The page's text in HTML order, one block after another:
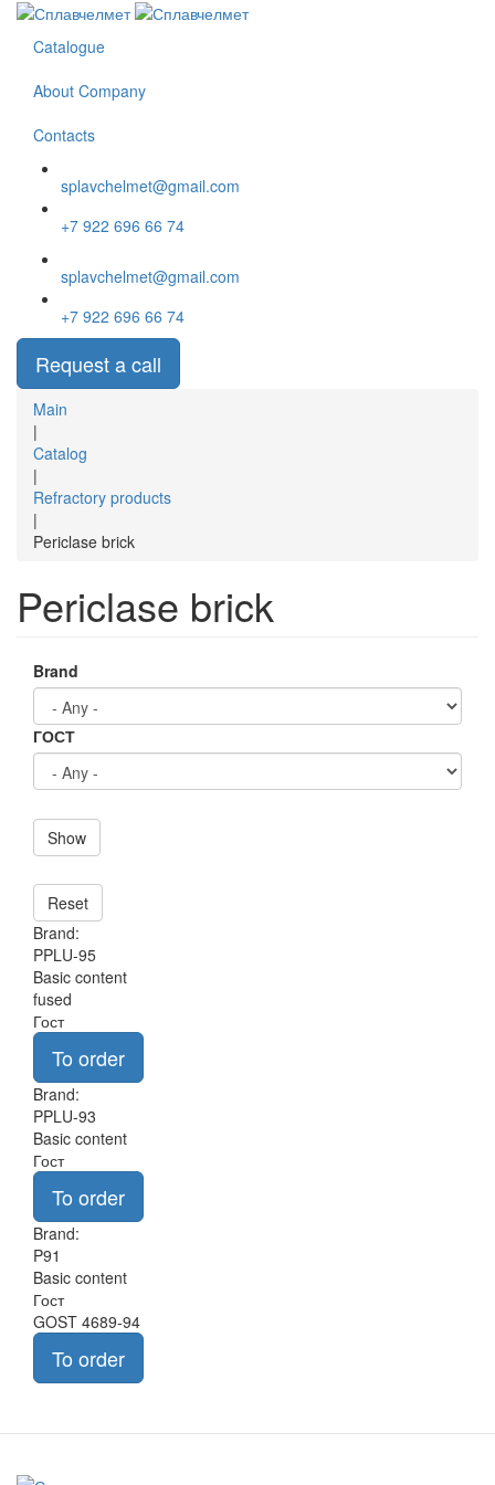
Перейти
основному
Catalogue
About Company
Contacts
splavchelmet@gmail.com
+7 922 696 66 74
splavchelmet@gmail.com
+7 922 696 66 74
Request a call
Вы
здесь
Main
|
Catalog
|
Refractory products
|
Periclase brick
Periclase brick
Brand
ГОСТ
Show
Reset
Brand:
PPLU-95
Basic content
fused
Гост
To order
Brand:
PPLU-93
Basic content
Гост
To order
Brand:
P91
Basic content
Гост
GOST 4689-94
To order